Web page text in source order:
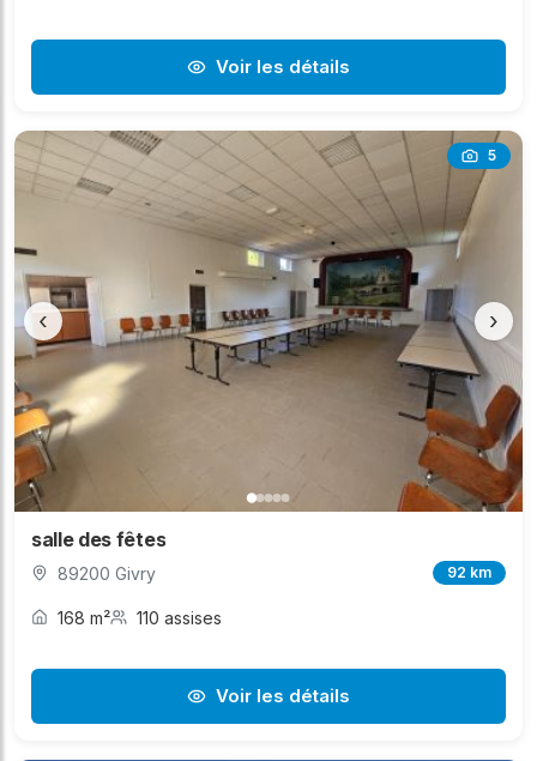
Voir les détails
5
‹ ›
salle des fêtes
89200 Givry 92 km
168 m² 110 assises
Voir les détails